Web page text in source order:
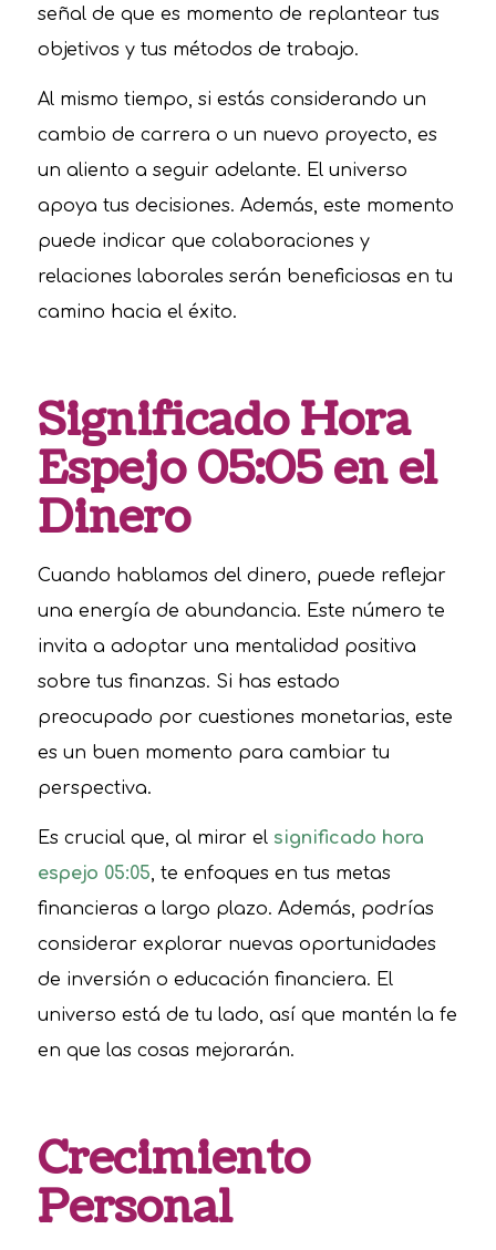
señal de que es momento de replantear tus
objetivos y tus métodos de trabajo.
Al mismo tiempo, si estás considerando un
cambio de carrera o un nuevo proyecto, es
un aliento a seguir adelante. El universo
apoya tus decisiones. Además, este momento
puede indicar que colaboraciones y
relaciones laborales serán beneficiosas en tu
camino hacia el éxito.
Significado Hora
Espejo 05:05 en el
Dinero
Cuando hablamos del dinero, puede reflejar
una energía de abundancia. Este número te
invita a adoptar una mentalidad positiva
sobre tus finanzas. Si has estado
preocupado por cuestiones monetarias, este
es un buen momento para cambiar tu
perspectiva.
Es crucial que, al mirar el significado hora
espejo 05:05, te enfoques en tus metas
financieras a largo plazo. Además, podrías
considerar explorar nuevas oportunidades
de inversión o educación financiera. El
universo está de tu lado, así que mantén la fe
en que las cosas mejorarán.
Crecimiento
Personal